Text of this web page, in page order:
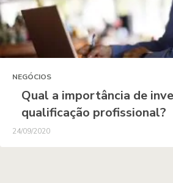
NEGÓCIOS
Qual a importância de
qualificação profissional?
24/09/2020